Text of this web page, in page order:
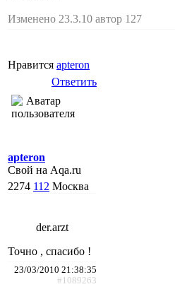
Изменено 23.3.10 автор 127
Нравится apteron
Ответить
apteron
Свой на Aqa.ru
2274 112 Москва
der.arzt
Точно , спасибо !
23/03/2010 21:38:35
#1089263